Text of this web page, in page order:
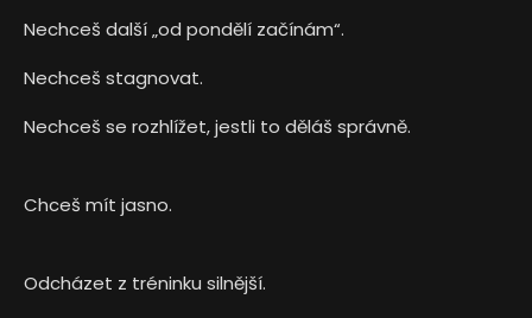
Nechceš další „od pondělí začínám“.
Nechceš stagnovat.
Nechceš se rozhlížet, jestli to děláš správně.
Chceš mít jasno.
Odcházet z tréninku silnější.